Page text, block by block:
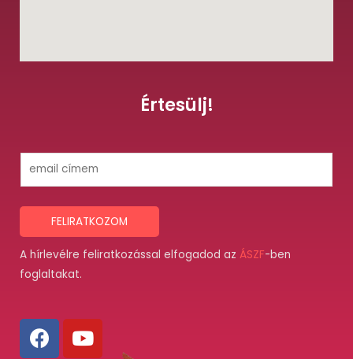
Értesülj!
l
*
FELIRATKOZOM
A hírlevélre feliratkozással elfogadod az ÁSZF-ben
foglaltakat.